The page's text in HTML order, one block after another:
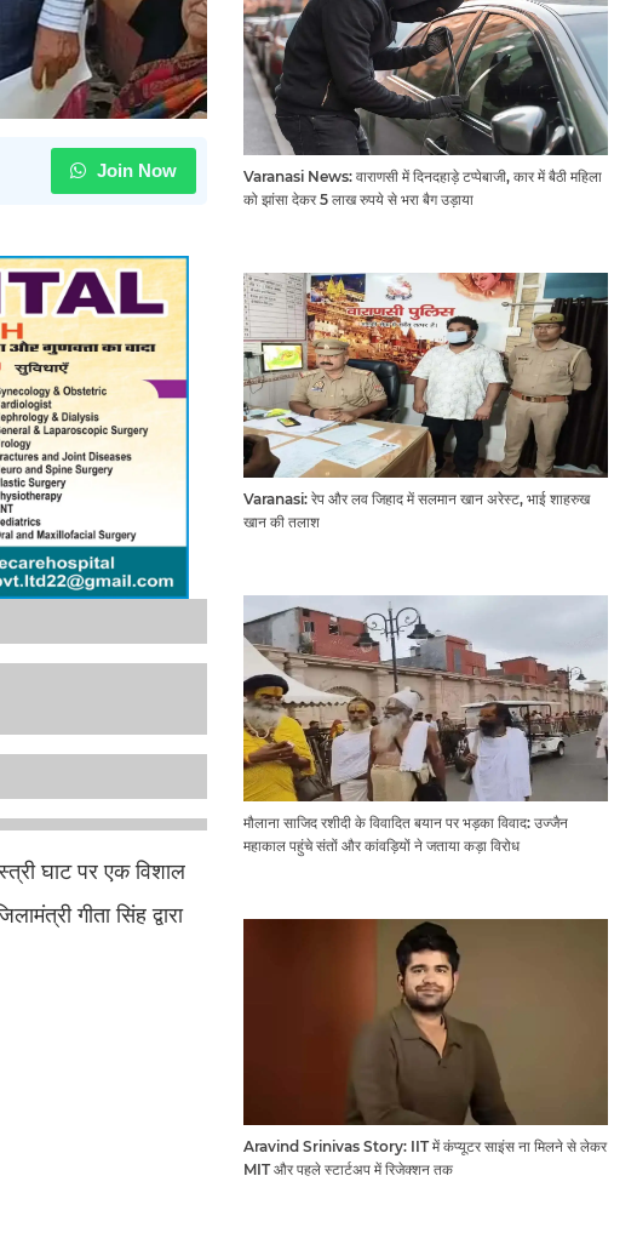
Join Now
घाट पर एक विशाल
गीता सिंह द्वारा
Varanasi News: वाराणसी में दिनदहाड़े टप्पेबाजी, कार में बैठी महिला
को झांसा देकर 5 लाख रुपये से भरा बैग उड़ाया
Varanasi: रेप और लव जिहाद में सलमान खान अरेस्ट, भाई शाहरुख
खान की तलाश
मौलाना साजिद रशीदी के विवादित बयान पर भड़का विवाद: उज्जैन
महाकाल पहुंचे संतों और कांवड़ियों ने जताया कड़ा विरोध
Aravind Srinivas Story: IIT में कंप्यूटर साइंस ना मिलने से लेकर
MIT और पहले स्टार्टअप में रिजेक्शन तक